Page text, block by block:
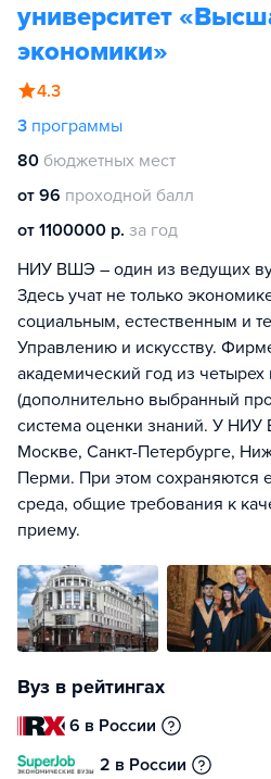
университет
экономики»
4.3
3 программы
80 бюджетных мест
от 96 проходной балл
от 1100000 р. за год
НИУ ВШЭ – один из ведущих
Здесь учат не только
социальным, естественным и
Управлению и искусству.
академический год из
(дополнительно выбранный
система оценки знаний. У
Москве, Санкт-Петербурге,
Перми. При этом сохраняются
среда, общие требования к
приему.
Вуз в рейтингах
6 в России
2 в России